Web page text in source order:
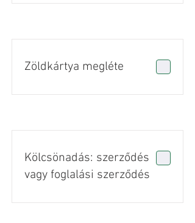
Zöldkártya megléte
Kölcsönadás: szerződés
vagy foglalási szerződés